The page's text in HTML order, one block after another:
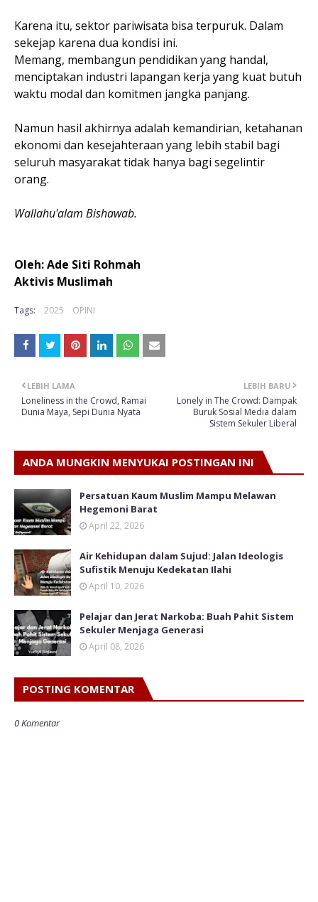
Karena itu, sektor pariwisata bisa terpuruk. Dalam
sekejap karena dua kondisi ini.
Memang, membangun pendidikan yang handal,
menciptakan industri lapangan kerja yang kuat butuh
waktu modal dan komitmen jangka panjang.
Namun hasil akhirnya adalah kemandirian, ketahanan
ekonomi dan kesejahteraan yang lebih stabil bagi
seluruh masyarakat tidak hanya bagi segelintir
orang.
Wallahu'alam Bishawab.
Oleh: Ade Siti Rohmah
Aktivis Muslimah
Tags: 2025 OPINI
LEBIH BARU
Lonely in The Crowd: Dampak
Buruk Sosial Media dalam
Sistem Sekuler Liberal
LEBIH LAMA
Loneliness in the Crowd, Ramai
Dunia Maya, Sepi Dunia Nyata
ANDA MUNGKIN MENYUKAI POSTINGAN INI
Persatuan Kaum Muslim Mampu Melawan
Hegemoni Barat
April 22, 2026
Air Kehidupan dalam Sujud: Jalan Ideologis
Sufistik Menuju Kedekatan Ilahi
April 10, 2026
Pelajar dan Jerat Narkoba: Buah Pahit Sistem
Sekuler Menjaga Generasi
April 08, 2026
POSTING KOMENTAR
0 Komentar